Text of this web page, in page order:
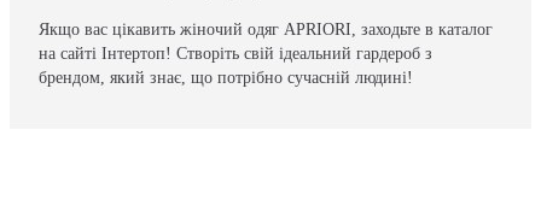
Якщо вас цікавить жіночий одяг APRIORI, заходьте в каталог
на сайті Інтертоп! Створіть свій ідеальний гардероб з
брендом, який знає, що потрібно сучасній людині!